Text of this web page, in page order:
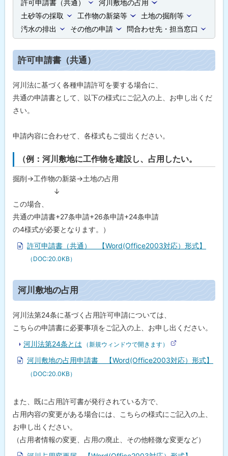
許可申請書（共通）
河川敷地の占用
土砂等の採取
工作物の新築等
土地の掘削等
汚水の排出
その他の申請 問合わせ先・担当窓口
許可申請書（共通）
河川法に基づく各種申請許可を要する場合に、
共通の申請書として、以下の様式にご記入の上、お申し出くだ
さい。
申請内容に合わせて、各様式もご提出ください。
（例：河川敷地に工作物を建設し、占用したい。
掘削→工作物の新築→土地の占用
↓
この場合、
共通の申請書+27条申請+26条申請+24条申請
の4様式が必要となります。）
許可申請書（共通） 【Word(Office2003対応）形式】
（DOC:20.0KB）
ト
ッ
プ
に
河川敷地の占用
河川法第24条に基づく占用許可申請については、
こちらの申請書に必要事項をご記入の上、お申し出ください。
河川法第24条とは
（新規ウィンドウで開きます）
外
部
河川敷地の占用申請書 【Word(Office2003対応）形式】
（DOC:20.0KB）
また、既に占用許可書が発行されている方で、
占用内容の変更がある場合には、こちらの様式にご記入の上、
お申し出ください。
（占用者情報の変更、占用の廃止、その他軽微な変更など）